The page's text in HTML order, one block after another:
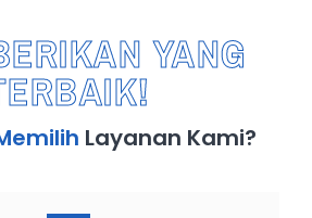
YANG
Layanan Kami?